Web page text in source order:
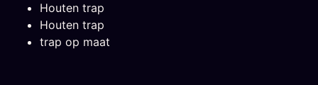
Houten trap
Houten trap
trap op maat